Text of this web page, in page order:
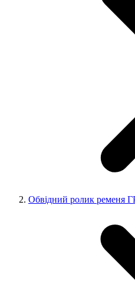
Обвідний ролик ременя